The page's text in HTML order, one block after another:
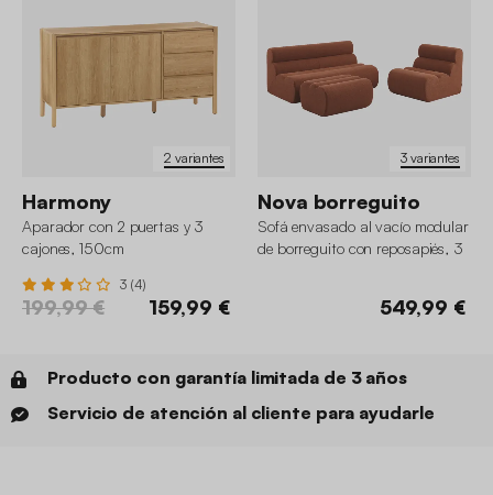
2 variantes
Harmony
Aparador con 2 puertas y 3
cajones, 150cm
3 (4)
199,99 € 159,99 €
3 variantes
Nova borreguito
Sofá envasado al vacío modular
de borreguito con reposapiés, 3
549,99 €
Producto con garantía limitada de 3 años
Servicio de atención al cliente para ayudarle